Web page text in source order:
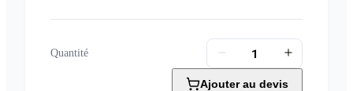
Quantité
Ajouter au devis